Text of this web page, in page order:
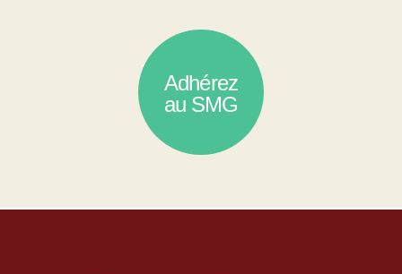
Adhérez
au SMG